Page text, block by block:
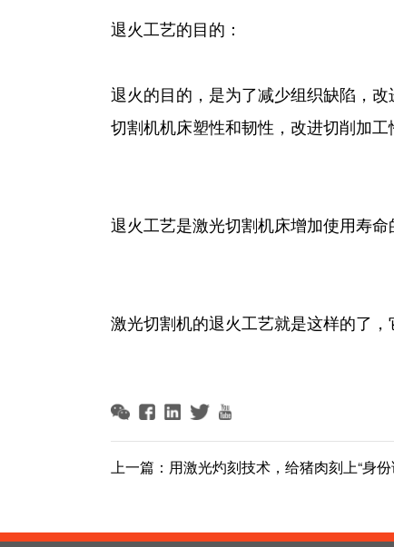
退火工艺的目的：
退火的目的，是为了减少组织缺陷，
切割机机床塑性和韧性，改进切削加
退火工艺是激光切割机床增加使用寿
激光切割机的退火工艺就是这样的了
上一篇： 用激光灼刻技术，给猪肉刻上“身份